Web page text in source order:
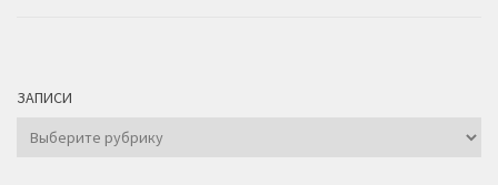
ЗАПИСИ
Записи